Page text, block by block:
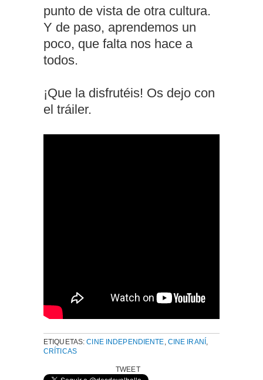
punto de vista de otra cultura.
Y de paso, aprendemos un
poco, que falta nos hace a
todos.
¡Que la disfrutéis! Os dejo con
el tráiler.
ETIQUETAS:CINE INDEPENDIENTE CINE IRANÍ,
CRÍTICAS
TWEET